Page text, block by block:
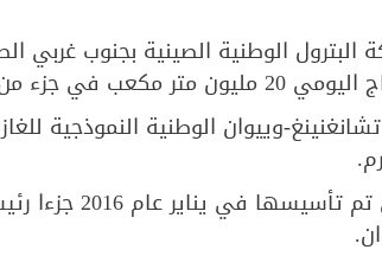
البترول الوطنية الصينية بجنوب غربي
من منطقة نموذجية.
وتعتبر المنطقة